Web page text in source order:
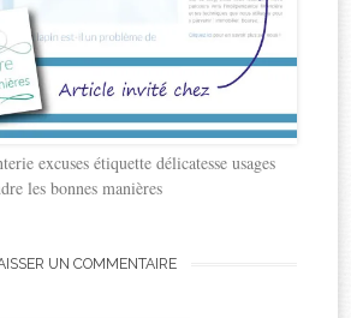
excuses étiquette délicatesse usages
les bonnes manières
UN COMMENTAIRE